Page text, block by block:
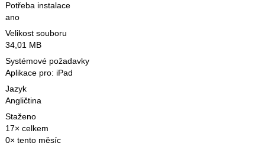
Potřeba instalace
ano
Velikost souboru
34,01 MB
Systémové požadavky
Aplikace pro: iPad
Jazyk
Angličtina
Staženo
17× celkem
0× tento měsíc